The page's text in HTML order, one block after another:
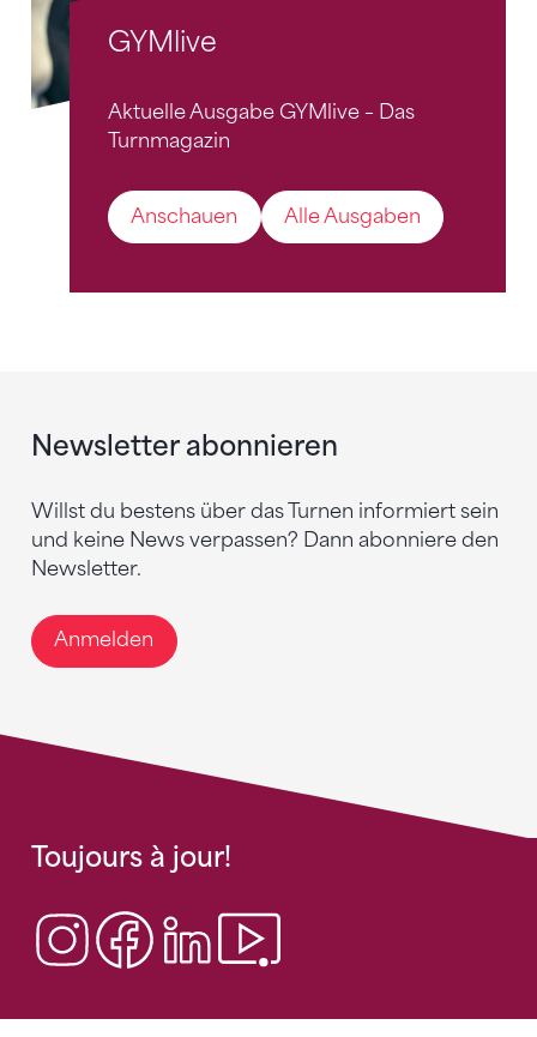
GYMlive
Aktuelle Ausgabe GYMlive – Das
Turnmagazin
Anschauen Alle Ausgaben
Newsletter abonnieren
Willst du bestens über das Turnen informiert sein
und keine News verpassen? Dann abonniere den
Newsletter.
Anmelden
Toujours à jour!